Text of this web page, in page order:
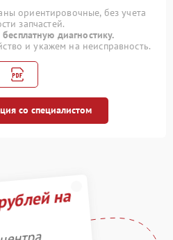
1400 рублей
1000 рублей
900 рублей
1300 рублей
ориентировочные, без учета
запчастей.
диагностику.
и укажем на неисправность.
со специалистом
на